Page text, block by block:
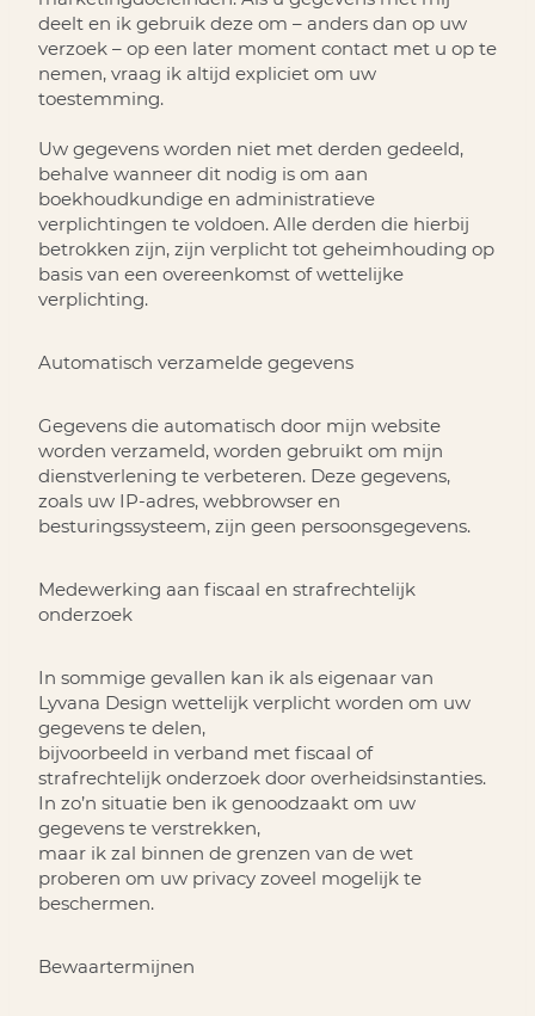
deelt en ik gebruik deze om – anders dan op uw
verzoek – op een later moment contact met u op te
nemen, vraag ik altijd expliciet om uw
toestemming.
Uw gegevens worden niet met derden gedeeld,
behalve wanneer dit nodig is om aan
boekhoudkundige en administratieve
verplichtingen te voldoen. Alle derden die hierbij
betrokken zijn, zijn verplicht tot geheimhouding op
basis van een overeenkomst of wettelijke
verplichting.
Automatisch verzamelde gegevens
Gegevens die automatisch door mijn website
worden verzameld, worden gebruikt om mijn
dienstverlening te verbeteren. Deze gegevens,
zoals uw IP-adres, webbrowser en
besturingssysteem, zijn geen persoonsgegevens.
Medewerking aan fiscaal en strafrechtelijk
onderzoek
In sommige gevallen kan ik als eigenaar van
Lyvana Design wettelijk verplicht worden om uw
gegevens te delen,
bijvoorbeeld in verband met fiscaal of
strafrechtelijk onderzoek door overheidsinstanties.
In zo’n situatie ben ik genoodzaakt om uw
gegevens te verstrekken,
maar ik zal binnen de grenzen van de wet
proberen om uw privacy zoveel mogelijk te
beschermen.
Bewaartermijnen